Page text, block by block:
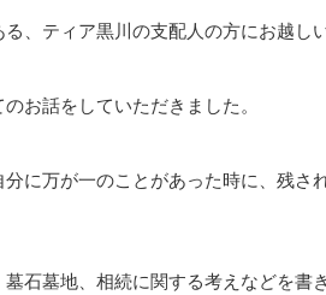
、ティア黒川の支配人の方にお越し
お話をしていただきました。
に万が一のことがあった時に、残さ
石墓地、相続に関する考えなどを書